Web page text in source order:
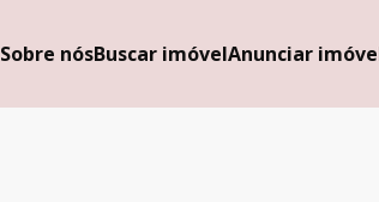
Sobre nósBuscar imóvelAnunciar